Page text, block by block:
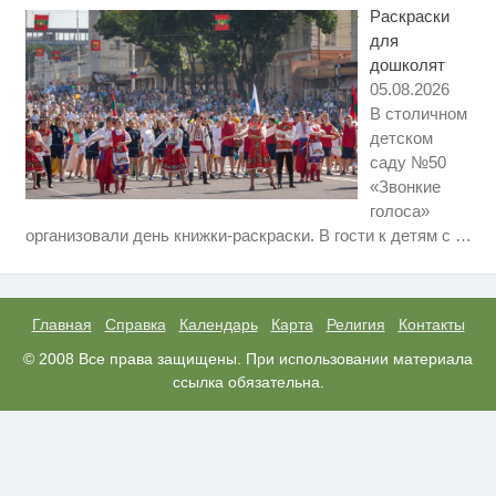
Раскраски
для
дошколят
05.08.2026
В столичном
детском
саду №50
«Звонкие
голоса»
организовали день книжки-раскраски. В гости к детям с …
Главная Справка Календарь Карта Религия
Контакты
© 2008 Все права защищены. При использовании материала
ссылка обязательна.
а смеяться вы будете долго
i
Ролик из Омска: вы будете
смеяться долго